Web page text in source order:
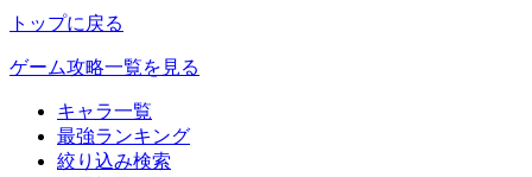
トップに戻る
ゲーム攻略一覧を見る
キャラ一覧
最強ランキング
絞り込み検索